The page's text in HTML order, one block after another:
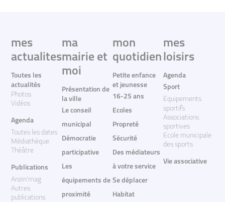
mes
actualites
Toutes les
actualités
Photos
Vidéos
Agenda
Toutes les dates
Médiathèque
Théâtre
Publications
Anzin'mag
Autres
publications
ma
mairie et
moi
Présentation de
la ville
Le conseil
municipal
Démocratie
participative
Les
équipements de
proximité
mon
quotidien
Petite enfance
et jeunesse
16-25 ans
Ecoles
Propreté
Sécurité
Des médiateurs
à votre service
Se déplacer
Habitat
mes
loisirs
Agenda
Sport
Equipements
sportifs
Associations
sportives
Ecole municipale
des sports
Vie associative